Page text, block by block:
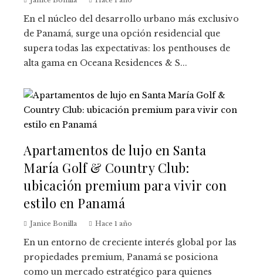
En el núcleo del desarrollo urbano más exclusivo
de Panamá, surge una opción residencial que
supera todas las expectativas: los penthouses de
alta gama en Oceana Residences & S...
Apartamentos de lujo en Santa
María Golf & Country Club:
ubicación premium para vivir con
estilo en Panamá
Janice Bonilla Hace 1 año
En un entorno de creciente interés global por las
propiedades premium, Panamá se posiciona
como un mercado estratégico para quienes